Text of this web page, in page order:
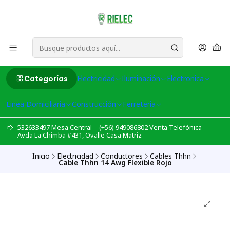
Categorías Electricidad Iluminación Electronica
Linea Domiciliaria Construcción Ferreteria
532633497 Mesa Central │ (+56) 949086802 Venta Telefónica │
Avda La Chimba #431, Ovalle Casa Matriz
Inicio Electricidad Conductores Cables Thhn
Cable Thhn 14 Awg Flexible Rojo